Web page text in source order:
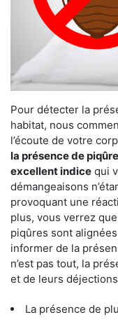
Pour détecter la
habitat, nous
l’écoute de votre
la présence de
excellent indice qui
démangeaisons
provoquant une
plus, vous verrez
piqûres sont
informer de la
n’est pas tout, la
et de leurs
La présence de